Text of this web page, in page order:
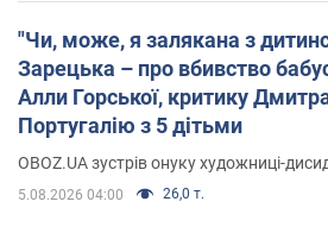
"Чи, може, я залякана з
Зарецька – про вбивство
Алли Горської, критику
Португалію з 5 дітьми
OBOZ.UA зустрів онуку художниці-
5.08.2026 04:00 26,0 т.